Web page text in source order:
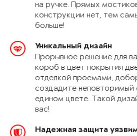
на ручке. Прямых
конструкции нет, тем
больше!
Уникальный дизайн
Прорывное решение для
короб в цвет покрытия
отделкой проемами,
создадите неповторимый
едином цвете. Такой
вас!
Надежная защита